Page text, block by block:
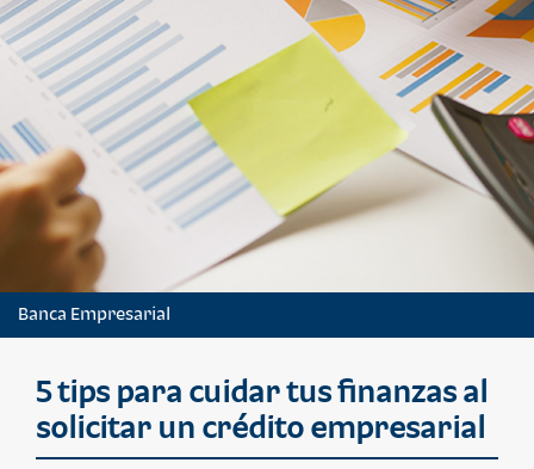
Contáctanos
Banca Empresarial
5 tips para cuidar tus finanzas al
solicitar un crédito empresarial